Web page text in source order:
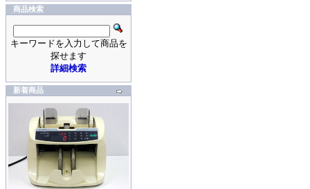
商品検索
キーワードを入力して商品を
探せます
詳細検索
新着商品